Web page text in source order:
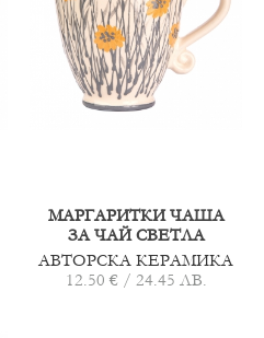
МАРГАРИТКИ ЧАША
ЗА ЧАЙ СВЕТЛА
АВТОРСКА КЕРАМИКА
12.50 € / 24.45 ЛВ.